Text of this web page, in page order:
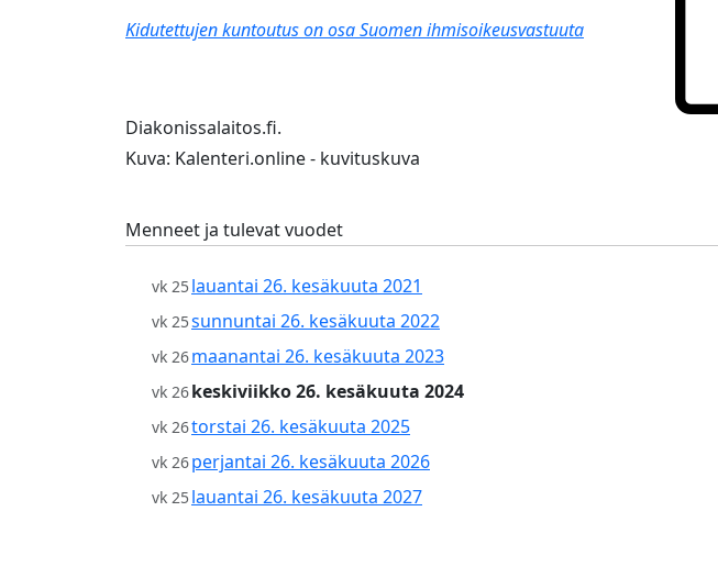
Kidutettujen kuntoutus on osa Suomen ihmisoikeusvastuuta
Diakonissalaitos.fi.
Kuva: Kalenteri.online - kuvituskuva
Menneet ja tulevat vuodet
vk 25lauantai 26. kesäkuuta 2021
vk 25sunnuntai 26. kesäkuuta 2022
vk 26maanantai 26. kesäkuuta 2023
vk 26keskiviikko 26. kesäkuuta 2024
vk 26torstai 26. kesäkuuta 2025
vk 26perjantai 26. kesäkuuta 2026
vk 25lauantai 26. kesäkuuta 2027